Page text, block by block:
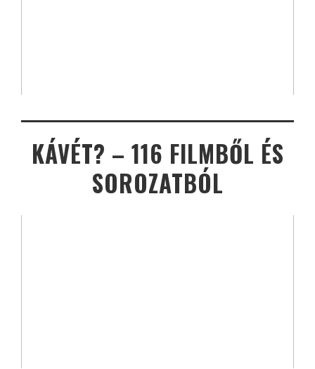
KÁVÉT? – 116 FILMBŐL ÉS
SOROZATBÓL